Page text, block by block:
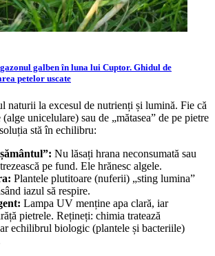
galben în luna lui Cuptor. Ghidul de
petelor uscate
naturii la excesul de nutrienți și lumină. Fie că
unicelulare) sau de „mătasea” de pe pietre
stă în echilibru:
Nu lăsați hrana neconsumată sau
pe fund. Ele hrănesc algele.
Plantele plutitoare (nuferii) „sting lumina”
iazul să respire.
Lampa UV menține apa clară, iar
pietrele. Rețineți: chimia tratează
echilibrul biologic (plantele și bacteriile)